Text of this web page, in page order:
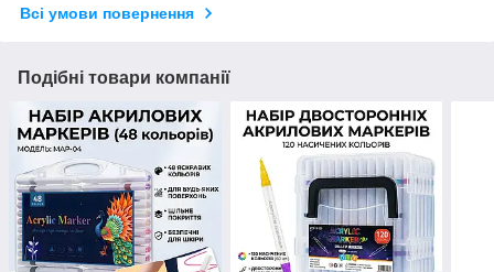
Всі умови повернення
Подібні товари компанії